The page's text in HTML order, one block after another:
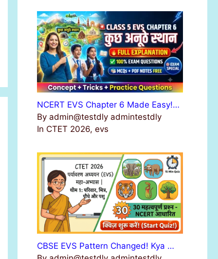
NCERT EVS Chapter 6 Made Easy!…
By admin@testdly admintestdly
In CTET 2026, evs
CBSE EVS Pattern Changed! Kya …